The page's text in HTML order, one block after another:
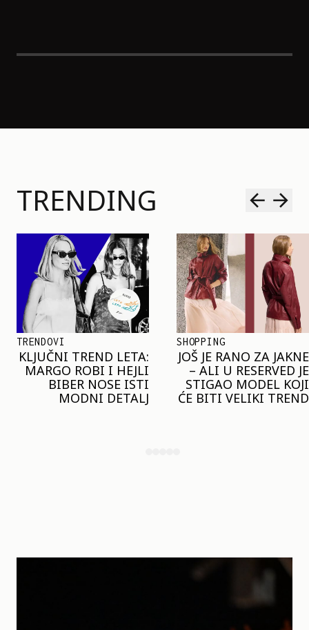
TRENDING
SHOPPING
JOŠ JE RANO ZA JAKNE
– ALI U RESERVED JE
STIGAO MODEL KOJI
ĆE BITI VELIKI TREND
TRENDOVI
NAJVEĆI MIKRO-
TREND SEZONE VAS
POZIVA DA SPOJITE
NESPOJIVO